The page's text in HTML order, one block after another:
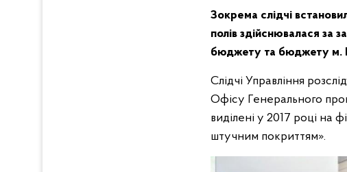
Зокрема слідчі
полів здійснювалася за
бюджету та бюджету м.
Слідчі Управління
Офісу Генерального
виділені у 2017 році на
штучним покриттям».